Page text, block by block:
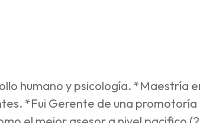
humano y psicología. *Maestría
*Fui Gerente de una promotoría